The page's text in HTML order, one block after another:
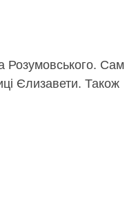
Розумовського. Сам
Єлизавети. Також